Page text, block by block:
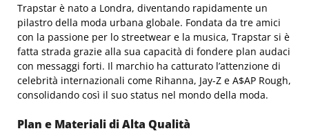
Trapstar è nato a Londra, diventando rapidamente un
pilastro della moda urbana globale. Fondata da tre amici
con la passione per lo streetwear e la musica, Trapstar si è
fatta strada grazie alla sua capacità di fondere plan audaci
con messaggi forti. Il marchio ha catturato l’attenzione di
celebrità internazionali come Rihanna, Jay-Z e A$AP Rough,
consolidando così il suo status nel mondo della moda.
Plan e Materiali di Alta Qualità